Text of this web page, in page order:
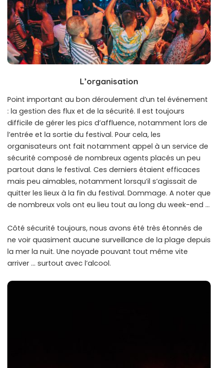
L’organisation
Point important au bon déroulement d’un tel événement
: la gestion des flux et de la sécurité. Il est toujours
difficile de gérer les pics d’affluence, notamment lors de
l’entrée et la sortie du festival. Pour cela, les
organisateurs ont fait notamment appel à un service de
sécurité composé de nombreux agents placés un peu
partout dans le festival. Ces derniers étaient efficaces
mais peu aimables, notamment lorsqu’il s’agissait de
quitter les lieux à la fin du festival. Dommage. A noter que
de nombreux vols ont eu lieu tout au long du week-end …
Côté sécurité toujours, nous avons été très étonnés de
ne voir quasiment aucune surveillance de la plage depuis
la mer la nuit. Une noyade pouvant tout même vite
arriver … surtout avec l’alcool.